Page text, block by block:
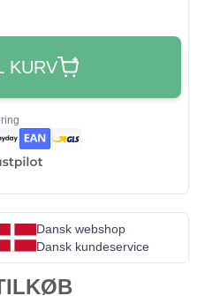
KURV
Dansk webshop
Dansk kundeservice